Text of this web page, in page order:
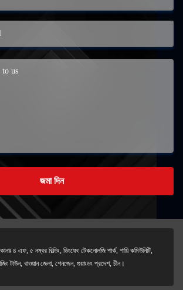
জমা দিন
৪ এফ, ৫ নম্বর বিল্ডিং, ডিংফেং টেকনোলজি পার্ক, শায়ি কমিউনিটি,
টাউন, বাওয়ান জেলা, শেনজেন, গুয়াংডং প্রদেশ, চীন।